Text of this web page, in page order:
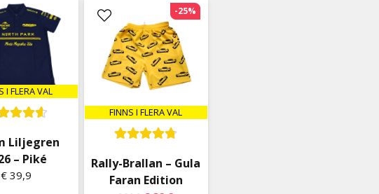
I FLERA VAL
Liljegren
– Piké
€ 39,9
FINNS I FLERA VAL
Rally-Brallan – Gula
Faran Edition
-25%